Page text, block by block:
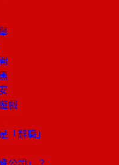
戲
「辭職」